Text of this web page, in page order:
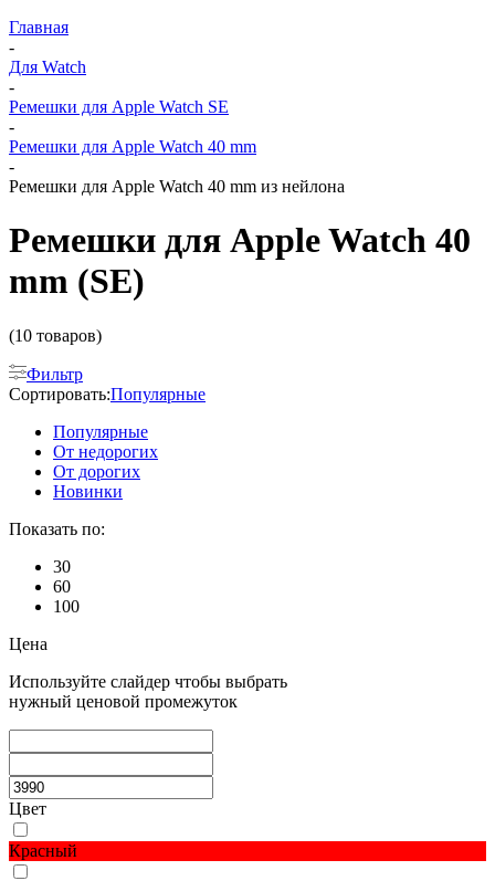
Главная
-
Для Watch
-
Ремешки для Apple Watch SE
-
Ремешки для Apple Watch 40 mm
-
Ремешки для Apple Watch 40 mm из нейлона
Ремешки для Apple Watch 40
mm (SE)
(10 товаров)
Фильтр
Сортировать:Популярные
Популярные
От недорогих
От дорогих
Новинки
Показать по:
30
60
100
Цена
Используйте слайдер чтобы выбрать
нужный ценовой промежуток
Цвет
Красный